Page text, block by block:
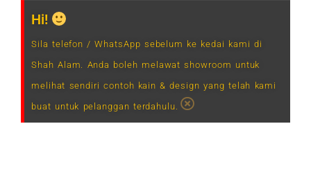
Hi!
Sila telefon / WhatsApp sebelum ke kedai kami di
Shah Alam. Anda boleh melawat showroom untuk
melihat sendiri contoh kain & design yang telah kami
buat untuk pelanggan terdahulu.